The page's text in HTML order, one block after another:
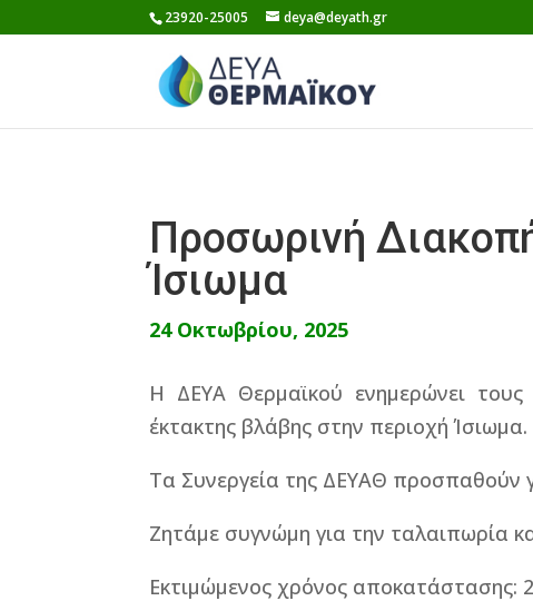
to
23920-25005 deya@deyath.gr
Προσωρινή
Ίσιωμα
24 Οκτωβρίου, 2025
Η ΔΕΥΑ Θερμαϊκού ενημερώνει
έκτακτης βλάβης στην περιοχή Ίσιωμα.
Τα Συνεργεία της ΔΕΥΑΘ προσπαθούν
Ζητάμε συγνώμη για την ταλαιπωρία
Εκτιμώμενος χρόνος αποκατάστασης: